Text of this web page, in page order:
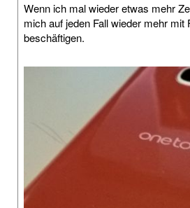
Wenn ich mal wieder etwas mehr
mich auf jeden Fall wieder mehr mit
beschäftigen.